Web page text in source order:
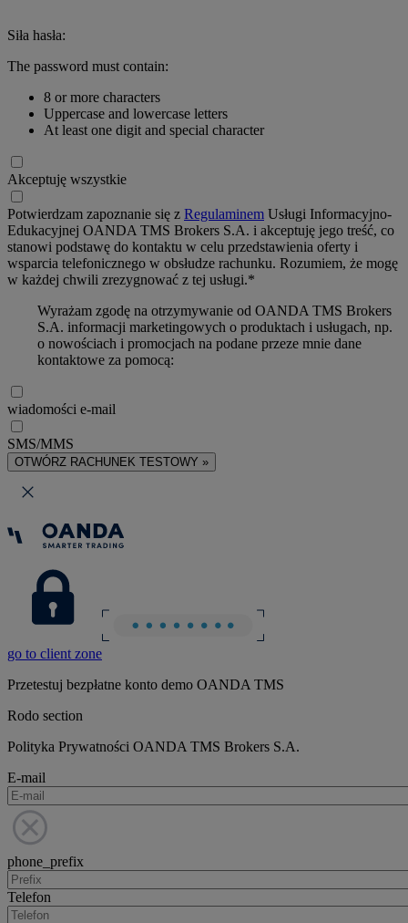
Siła hasła:
The password must contain:
8 or more characters
Uppercase and lowercase letters
At least one digit and special character
Akceptuję wszystkie
Potwierdzam zapoznanie się z Regulaminem Usługi Informacyjno-
Edukacyjnej OANDA TMS Brokers S.A. i akceptuję jego treść, co
stanowi podstawę do kontaktu w celu przedstawienia oferty i
wsparcia telefonicznego w obsłudze rachunku. Rozumiem, że mogę
w każdej chwili zrezygnować z tej usługi.*
Wyrażam zgodę na otrzymywanie od OANDA TMS Brokers
S.A. informacji marketingowych o produktach i usługach, np.
o nowościach i promocjach na podane przeze mnie dane
kontaktowe za pomocą:
wiadomości e-mail
SMS/MMS
OTWÓRZ RACHUNEK TESTOWY »
go to client zone
Przetestuj bezpłatne konto demo OANDA TMS
Rodo section
Polityka Prywatności OANDA TMS Brokers S.A.
E-mail
phone_prefix
Telefon